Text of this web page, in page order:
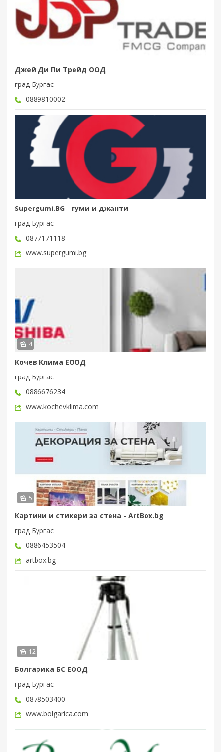
Джей Ди Пи Трейд ООД
град Бургас
0889810002
Supergumi.BG - гуми и джанти
град Бургас
0877171118
www.supergumi.bg
4
Кочев Клима ЕООД
град Бургас
0886676234
www.kochevklima.com
5
Картини и стикери за стена - ArtBox.bg
град Бургас
0886453504
artbox.bg
12
Болгарика БС ЕООД
град Бургас
0878503400
www.bolgarica.com